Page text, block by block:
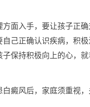
入手，要让孩子正确
己正确认识疾病，积
保持积极向上的心，
白癜风后，家庭须重视